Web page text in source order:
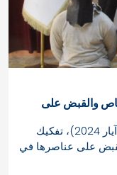
والقبض على
اعلن جهاز الامن الوطني، اليوم الجمعة (17 آيار 2024)، تفكيك
على عناصرها في